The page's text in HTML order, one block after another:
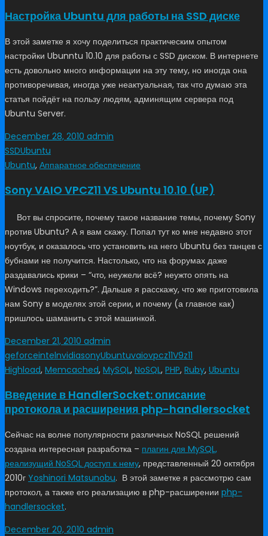
Настройка Ubuntu для работы на SSD диске
В этой заметке я хочу поделиться практическим опытом
настройки Ubunntu 10.10 для работы с SSD диском. В интернете
есть довольно много информации на эту тему, но иногда она
противоречивая, иногда уже неактуальная, так что думаю эта
статья пойдёт на пользу людям, админящим сервера под
Ubuntu Server.
December 28, 2010 admin
SSDUbuntu
Ubuntu, Аппаратное обеспечение
Sony VAIO VPCZ11 VS Ubuntu 10.10 (UP)
Вот вы спросите, почему такое название темы, почему Sony
против Ubuntu? А я вам скажу. Попал тут ко мне недавно этот
ноутбук, и оказалось что установить на него Ubuntu без танцев с
бубнами не получится. Настолько, что на форумах даже
раздавались крики – “что, неужели всё? неужто опять на
Windows переходить?”. Дальше я расскажу, что же приготовила
нам Sony в моделях этой серии, и почему (а главное как)
пришлось шаманить с этой машинкой.
December 21, 2010 admin
geforceintelnvidiasonyUbuntuvaiovpcz11V9z11
Highload, Memcached, MySQL, NoSQL, PHP, Ruby, Ubuntu
Введение в HandlerSocket: описание
протокола и расширения php-handlersocket
Сейчас на волне популярности различных NoSQL решений
создана интересная разработка – плагин для MySQL,
реализущий NoSQL доступ к нему, представленный 20 октября
2010г Yoshinori Matsunobu. В этой заметке я рассмотрю сам
протокол, а также его реализацию в php-расширении php-
handlersocket.
December 20, 2010 admin